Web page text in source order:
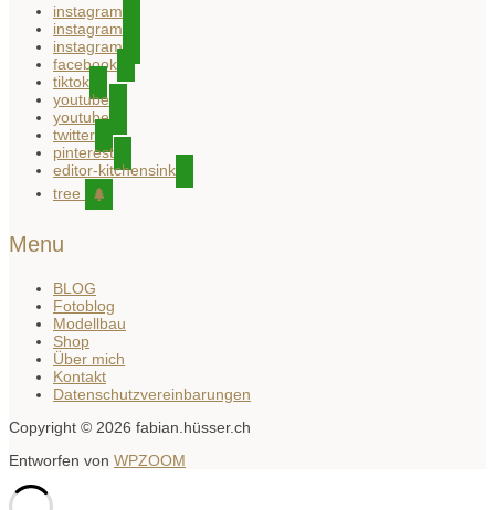
instagram
instagram
instagram
facebook
tiktok
youtube
youtube
twitter
pinterest
editor-kitchensink
tree
Menu
BLOG
Fotoblog
Modellbau
Shop
Über mich
Kontakt
Datenschutzvereinbarungen
Copyright © 2026 fabian.hüsser.ch
Entworfen von WPZOOM